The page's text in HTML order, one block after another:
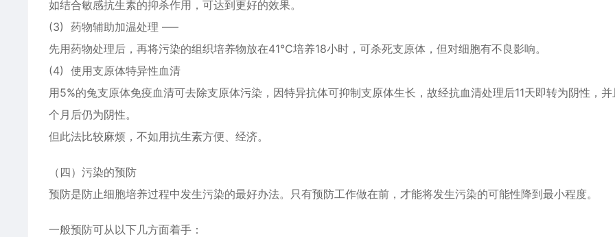
如结合敏感抗生素的抑杀作用，可达到更好的效果。
(3) 药物辅助加温处理 —–
先用药物处理后，再将污染的组织培养物放在41℃培养18小时，可杀死支原体，但对细胞有不良影响。
(4) 使用支原体特异性血清
用5%的兔支原体免疫血清可去除支原体污染，因特异抗体可抑制支原体生长，故经抗血清处理后11天即转为阴性，并
个月后仍为阴性。
但此法比较麻烦，不如用抗生素方便、经济。
（四）污染的预防
预防是防止细胞培养过程中发生污染的最好办法。只有预防工作做在前，才能将发生污染的可能性降到最小程度。
一般预防可从以下几方面着手：